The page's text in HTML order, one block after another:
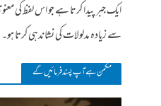
ایک جبر پیدا کرتا ہے جو اس لفظ کی
سے زیادہ مدلولات کی نشاندہی کرتا ہو۔
مکمن ہےآپ پسند فرمائیں گے